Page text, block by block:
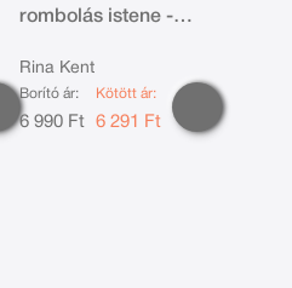
rombolás istene -
Rina Kent
Borító ár:
6 990 Ft
Kötött ár:
6 291 Ft